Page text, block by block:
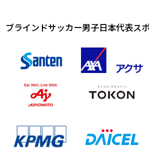
ブラインドサッカー男子日本代表ス